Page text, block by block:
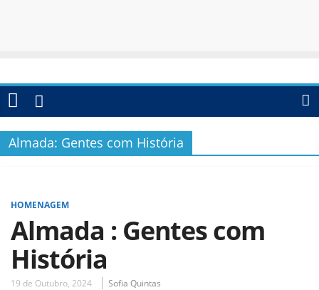
Almada: Gentes com História
HOMENAGEM
Almada : Gentes com
História
19 de Outubro, 2024 Sofia Quintas